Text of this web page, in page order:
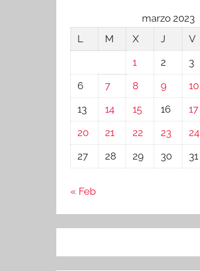
marzo 2023
L
M X J V
1
2 3
6
7 8 9 10
13
14 15 16 17
20
21 22 23 24
27
28 29 30 31
« Feb